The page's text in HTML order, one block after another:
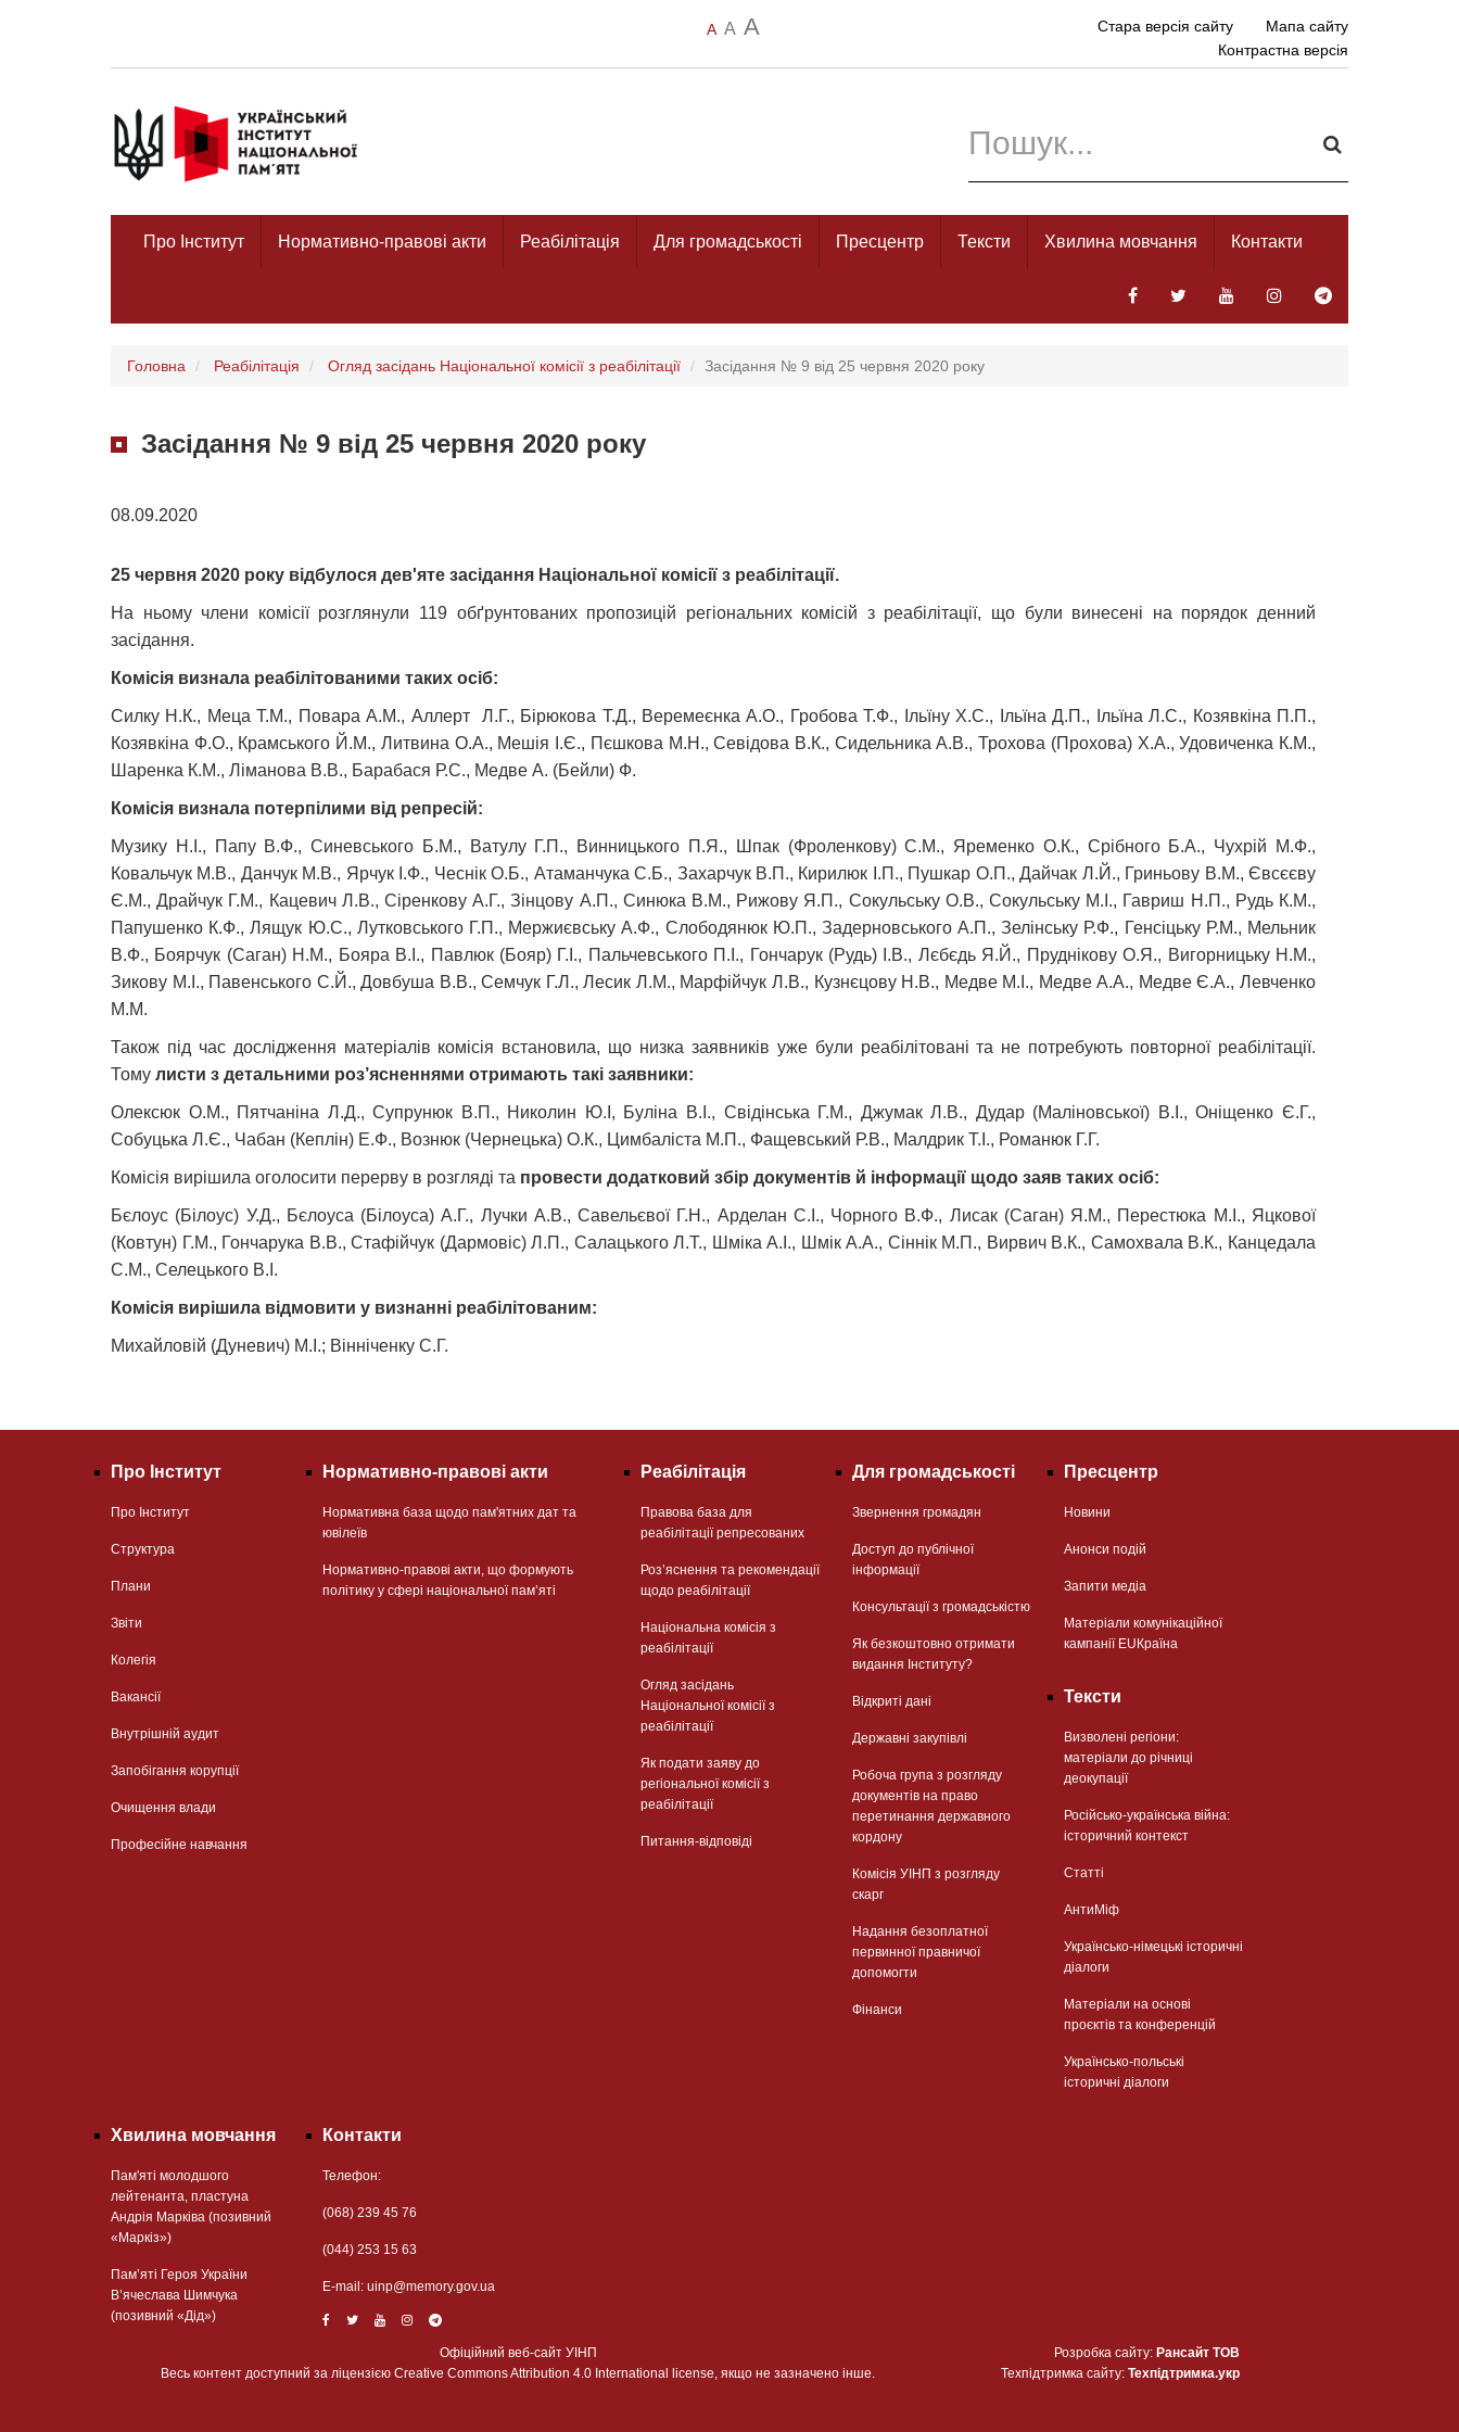
A A A Стара версія сайту
Мапа сайту
Контрастна версія
Про Інститут Нормативно-правові акти Реабілітація Для громадськості Пресцентр Тексти Хвилина мовчання Контакти
Головна Реабілітація Огляд засідань Національної комісії з реабілітації Засідання № 9 від 25 червня 2020 року
Засідання № 9 від 25 червня 2020 року
08.09.2020
25 червня 2020 року відбулося дев'яте засідання Національної комісії з реабілітації.
На ньому члени комісії розглянули 119 обґрунтованих пропозицій регіональних комісій з реабілітації, що були винесені на порядок денний
засідання.
Комісія визнала реабілітованими таких осіб:
Силку Н.К., Меца Т.М., Повара А.М., Аллерт Л.Г., Бірюкова Т.Д., Веремеєнка А.О., Гробова Т.Ф., Ільїну Х.С., Ільїна Д.П., Ільїна Л.С., Козявкіна П.П.,
Козявкіна Ф.О., Крамського Й.М., Литвина О.А., Мешія І.Є., Пєшкова М.Н., Севідова В.К., Сидельника А.В., Трохова (Прохова) Х.А., Удовиченка К.М.,
Шаренка К.М., Ліманова В.В., Барабася Р.С., Медве А. (Бейли) Ф.
Комісія визнала потерпілими від репресій:
Музику Н.І., Папу В.Ф., Синевського Б.М., Ватулу Г.П., Винницького П.Я., Шпак (Фроленкову) С.М., Яременко О.К., Срібного Б.А., Чухрій М.Ф.,
Ковальчук М.В., Данчук М.В., Ярчук І.Ф., Чеснік О.Б., Атаманчука С.Б., Захарчук В.П., Кирилюк І.П., Пушкар О.П., Дайчак Л.Й., Гриньову В.М., Євсєєву
Є.М., Драйчук Г.М., Кацевич Л.В., Сіренкову А.Г., Зінцову А.П., Синюка В.М., Рижову Я.П., Сокульську О.В., Сокульську М.І., Гавриш Н.П., Рудь К.М.,
Папушенко К.Ф., Лящук Ю.С., Лутковського Г.П., Мержиєвську А.Ф., Слободянюк Ю.П., Задерновського А.П., Зелінську Р.Ф., Генсіцьку Р.М., Мельник
В.Ф., Боярчук (Саган) Н.М., Бояра В.І., Павлюк (Бояр) Г.І., Пальчевського П.І., Гончарук (Рудь) І.В., Лєбєдь Я.Й., Пруднікову О.Я., Вигорницьку Н.М.,
Зикову М.І., Павенського С.Й., Довбуша В.В., Семчук Г.Л., Лесик Л.М., Марфійчук Л.В., Кузнєцову Н.В., Медве М.І., Медве А.А., Медве Є.А., Левченко
М.М.
Також під час дослідження матеріалів комісія встановила, що низка заявників уже були реабілітовані та не потребують повторної реабілітації.
Тому листи з детальними роз’ясненнями отримають такі заявники:
Олексюк О.М., Пятчаніна Л.Д., Супрунюк В.П., Николин Ю.І, Буліна В.І., Свідінська Г.М., Джумак Л.В., Дудар (Маліновської) В.І., Оніщенко Є.Г.,
Собуцька Л.Є., Чабан (Кеплін) Е.Ф., Вознюк (Чернецька) О.К., Цимбаліста М.П., Фащевський Р.В., Малдрик Т.І., Романюк Г.Г.
Комісія вирішила оголосити перерву в розгляді та провести додатковий збір документів й інформації щодо заяв таких осіб:
Бєлоус (Білоус) У.Д., Бєлоуса (Білоуса) А.Г., Лучки А.В., Савельєвої Г.Н., Арделан С.І., Чорного В.Ф., Лисак (Саган) Я.М., Перестюка М.І., Яцкової
(Ковтун) Г.М., Гончарука В.В., Стафійчук (Дармовіс) Л.П., Салацького Л.Т., Шміка А.І., Шмік А.А., Сіннік М.П., Вирвич В.К., Самохвала В.К., Канцедала
С.М., Селецького В.І.
Комісія вирішила відмовити у визнанні реабілітованим:
Михайловій (Дуневич) М.І.; Вінніченку С.Г.
Про Інститут
Про Інститут
Структура
Плани
Звіти
Колегія
Вакансії
Внутрішній аудит
Запобігання корупції
Очищення влади
Професійне навчання
Нормативно-правові акти
Нормативна база щодо пам'ятних дат та
ювілеїв
Нормативно-правові акти, що формують
політику у сфері національної памʼяті
Реабілітація
Правова база для
реабілітації репресованих
Розʼяснення та рекомендації
щодо реабілітації
Національна комісія з
реабілітації
Огляд засідань
Національної комісії з
реабілітації
Як подати заяву до
регіональної комісії з
реабілітації
Питання-відповіді
Для громадськості
Звернення громадян
Доступ до публічної
інформації
Консультації з громадськістю
Як безкоштовно отримати
видання Інституту?
Відкриті дані
Державні закупівлі
Робоча група з розгляду
документів на право
перетинання державного
кордону
Комісія УІНП з розгляду
скарг
Надання безоплатної
первинної правничої
допомогти
Фінанси
Пресцентр
Новини
Анонси подій
Запити медіа
Матеріали комунікаційної
кампанії EUКраїна
Тексти
Визволені регіони:
матеріали до річниці
деокупації
Російсько-українська війна:
історичний контекст
Статті
АнтиМіф
Українсько-німецькі історичні
діалоги
Матеріали на основі
проєктів та конференцій
Українсько-польські
історичні діалоги
Хвилина мовчання
Пам'яті молодшого
лейтенанта, пластуна
Андрія Марківа (позивний
«Маркіз»)
Пам’яті Героя України
В’ячеслава Шимчука
(позивний «Дід»)
Контакти
Телефон:
(068) 239 45 76
(044) 253 15 63
Е-mail: uinp@memory.gov.ua
Офіційний веб-сайт УІНП
Весь контент доступний за ліцензією Creative Commons Attribution 4.0 International license, якщо не зазначено інше.
Розробка сайту: Рансайт ТОВ
Техпідтримка сайту: Техпідтримка.укр